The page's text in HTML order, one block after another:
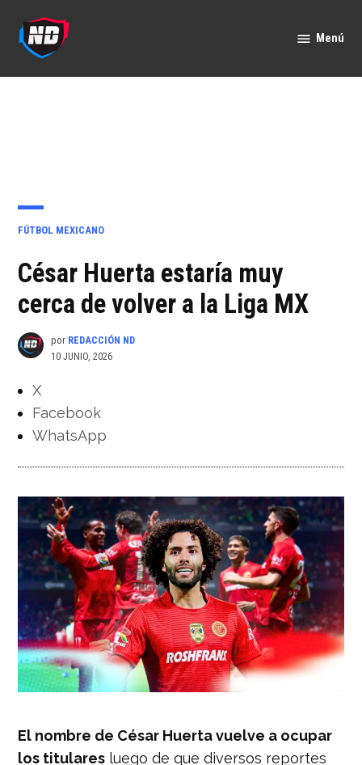
contenido
Menú
PUBLICADO
FÚTBOL MEXICANO
César Huerta estaría muy
cerca de volver a la Liga MX
por REDACCIÓN ND
10 JUNIO, 2026
X
Facebook
WhatsApp
El nombre de César Huerta vuelve a ocupar
los titulares luego de que diversos reportes